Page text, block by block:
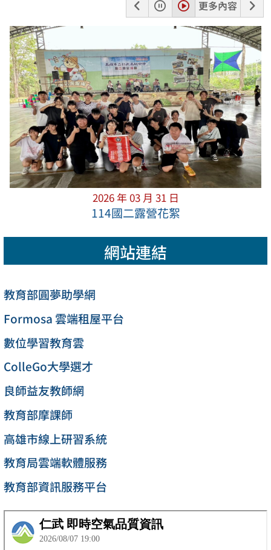
張
暫
停
播
放
更多內容
下
一
張
2026 年 03 月 31 日
114國二露營花絮
網站連結
教育部圓夢助學網
Formosa 雲端租屋平台
數位學習教育雲
ColleGo大學選才
良師益友教師網
教育部摩課師
高雄市線上研習系統
教育局雲端軟體服務
教育部資訊服務平台